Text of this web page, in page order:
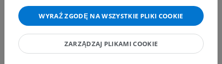
Powiązane struktury:Nie istnieją struktury powiązane
z tą częścią ciała
Neuroanatomia człowieka
WYRAŹ ZGODĘ NA WSZYSTKIE PLIKI COOKIE
ZARZĄDZAJ PLIKAMI COOKIE